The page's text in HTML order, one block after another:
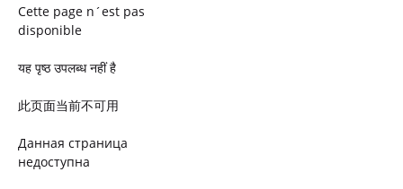
Cette page n´est pas
disponible
यह पृष्ठ उपलब्ध नहीं है
此页面当前不可用
Данная страница
недоступна